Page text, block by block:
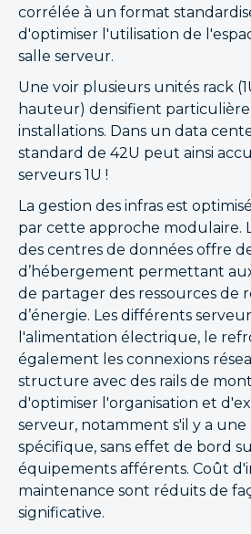
corrélée à un format
d'optimiser l'utilisation de
salle serveur.
Une voir plusieurs unités rack
hauteur) densifient
installations. Dans un data
standard de 42U peut ainsi
serveurs 1U !
La gestion des infras est
par cette approche modulaire.
des centres de données offre
d’hébergement permettant
de partager des ressources de
d’énergie. Les différents
l'alimentation électrique, le
également les connexions
structure avec des rails de
d'optimiser l'organisation et
serveur, notamment s'il y a une
spécifique, sans effet de bord
équipements afférents. Coût
maintenance sont réduits de
significative.